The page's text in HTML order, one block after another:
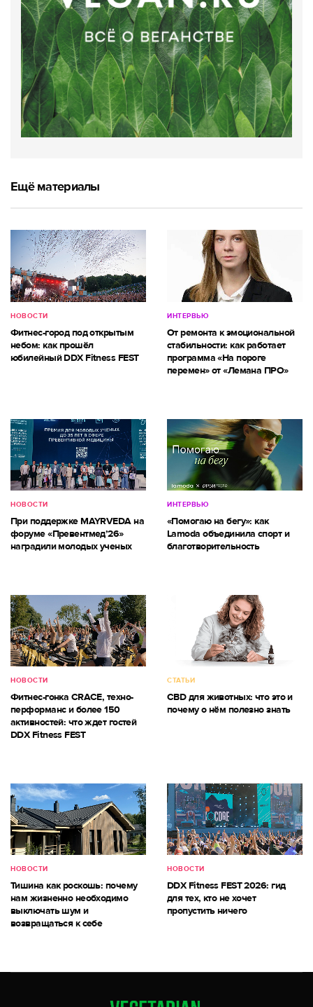
Ещё материалы
НОВОСТИ
Фитнес-город под открытым
небом: как прошёл
юбилейный DDX Fitness FEST
ИНТЕРВЬЮ
От ремонта к эмоциональной
стабильности: как работает
программа «На пороге
перемен» от «Лемана ПРО»
НОВОСТИ
При поддержке MAYRVEDA на
форуме «Превентмед’26»
наградили молодых ученых
ИНТЕРВЬЮ
«Помогаю на бегу»: как
Lamoda объединила спорт и
благотворительность
НОВОСТИ
Фитнес-гонка CRACE, техно-
перформанс и более 150
активностей: что ждет гостей
DDX Fitness FEST
СТАТЬИ
CBD для животных: что это и
почему о нём полезно знать
НОВОСТИ
Тишина как роскошь: почему
нам жизненно необходимо
выключать шум и
возвращаться к себе
НОВОСТИ
DDX Fitness FEST 2026: гид
для тех, кто не хочет
пропустить ничего